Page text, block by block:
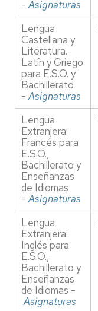
-Asignaturas
Lengua
Castellana y
Literatura.
Latín y Griego
para E.S.O. y
Bachillerato
-Asignaturas
Lengua
Extranjera:
Francés para
E.S.O.,
Bachillerato y
Enseñanzas
de Idiomas
-Asignaturas
Lengua
Extranjera:
Inglés para
E.S.O.,
Bachillerato y
Enseñanzas
de Idiomas -
Asignaturas